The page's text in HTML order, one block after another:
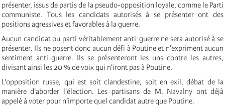
présenter, issus de partis de la pseudo-opposition loyale, comme le Parti
communiste. Tous les candidats autorisés à se présenter ont des
positions agressives et favorables à la guerre.
Aucun candidat ou parti véritablement anti-guerre ne sera autorisé à se
présenter. Ils ne posent donc aucun défi à Poutine et n'expriment aucun
sentiment anti-guerre. Ils se présenteront les uns contre les autres,
divisant ainsi les 20 % de voix qui n'iront pas à Poutine.
L'opposition russe, qui est soit clandestine, soit en exil, débat de la
manière d'aborder l'élection. Les partisans de M. Navalny ont déjà
appelé à voter pour n’importe quel candidat autre que Poutine.